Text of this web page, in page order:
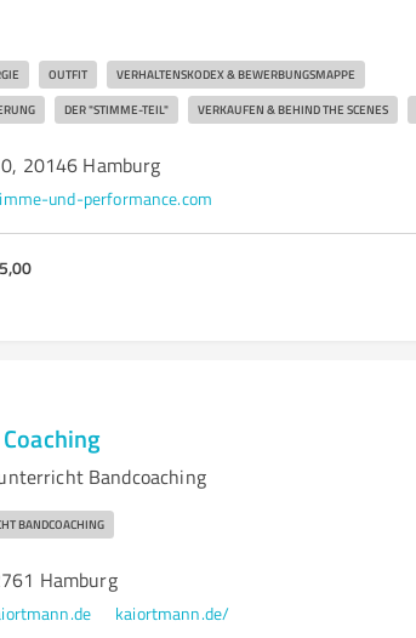
OUTFIT VERHALTENSKODEX & BEWERBUNGSMAPPE
DER "STIMME-TEIL" VERKAUFEN & BEHIND THE SCENES
20146 Hamburg
und-performance.com
Bandcoaching
BANDCOACHING
Hamburg
kaiortmann.de/